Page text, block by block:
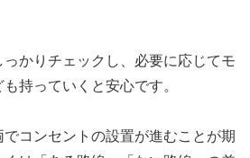
かりチェックし、必要に応じてモ
持っていくと安心です。
コンセントの設置が進むことが期